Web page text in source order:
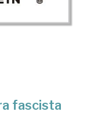
fascista